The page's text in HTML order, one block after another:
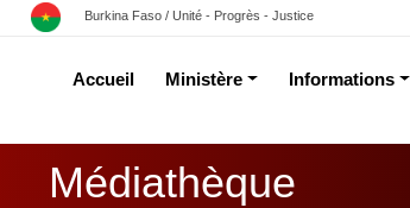
Burkina Faso / Unité - Progrès - Justice
Accueil Ministère Informations
Médiathèque